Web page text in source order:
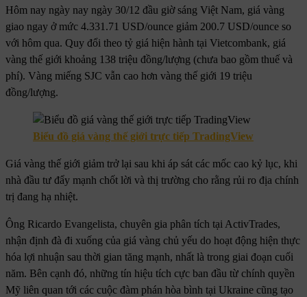
Hôm nay ngày nay ngày 30/12 đầu giờ sáng Việt Nam, giá vàng
giao ngay ở mức 4.331.71 USD/ounce giảm 200.7 USD/ounce so
với hôm qua. Quy đổi theo tỷ giá hiện hành tại Vietcombank, giá
vàng thế giới khoảng 138 triệu đồng/lượng (chưa bao gồm thuế và
phí). Vàng miếng SJC vẫn cao hơn vàng thế giới 19 triệu
đồng/lượng.
Biểu đồ giá vàng thế giới trực tiếp TradingView
Giá vàng thế giới giảm trở lại sau khi áp sát các mốc cao kỷ lục, khi
nhà đầu tư đẩy mạnh chốt lời và thị trường cho rằng rủi ro địa chính
trị đang hạ nhiệt.
Ông Ricardo Evangelista, chuyên gia phân tích tại ActivTrades,
nhận định đà đi xuống của giá vàng chủ yếu do hoạt động hiện thực
hóa lợi nhuận sau thời gian tăng mạnh, nhất là trong giai đoạn cuối
năm. Bên cạnh đó, những tín hiệu tích cực ban đầu từ chính quyền
Mỹ liên quan tới các cuộc đàm phán hòa bình tại Ukraine cũng tạo